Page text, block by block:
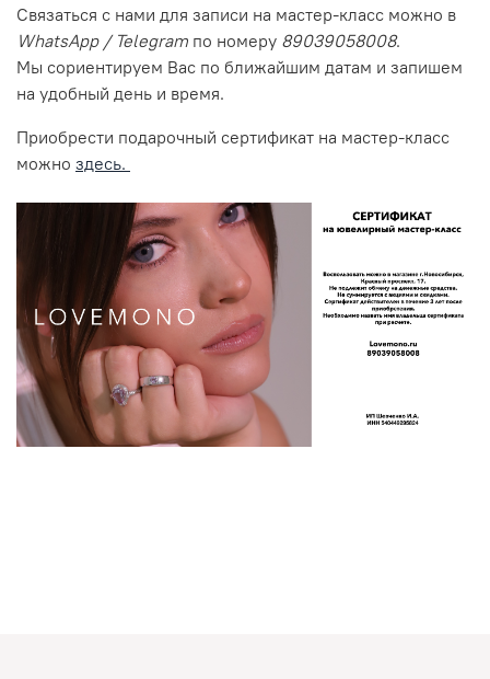
Связаться с нами для записи на мастер-класс можно в
WhatsApp / Telegram по номеру 89039058008.
Мы сориентируем Вас по ближайшим датам и запишем
на удобный день и время.
Приобрести подарочный сертификат на мастер-класс
можно здесь.